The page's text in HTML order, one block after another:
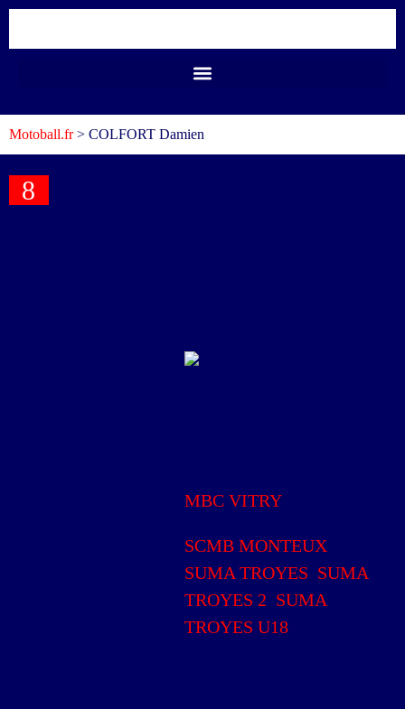
Motoball.fr> COLFORT Damien
8
MBC VITRY
SCMB MONTEUX
SUMA TROYES SUMA
TROYES 2 SUMA
TROYES U18